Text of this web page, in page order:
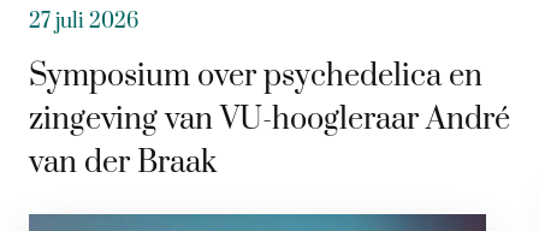
27 juli 2026
Symposium over psychedelica en
zingeving van VU-hoogleraar André
van der Braak